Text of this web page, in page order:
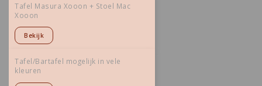
Tafel Masura Xooon + Stoel Mac
Xooon
Bekijk
Tafel/Bartafel mogelijk in vele
kleuren